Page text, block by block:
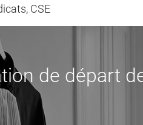
CSE
de départ